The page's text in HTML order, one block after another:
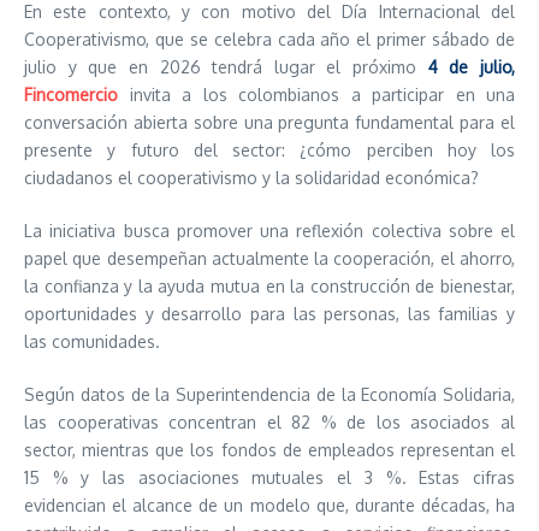
En este contexto, y con motivo del Día Internacional del
Cooperativismo, que se celebra cada año el primer sábado de
julio y que en 2026 tendrá lugar el próximo 4 de julio,
Fincomercio invita a los colombianos a participar en una
conversación abierta sobre una pregunta fundamental para el
presente y futuro del sector: ¿cómo perciben hoy los
ciudadanos el cooperativismo y la solidaridad económica?
La iniciativa busca promover una reflexión colectiva sobre el
papel que desempeñan actualmente la cooperación, el ahorro,
la confianza y la ayuda mutua en la construcción de bienestar,
oportunidades y desarrollo para las personas, las familias y
las comunidades.
Según datos de la Superintendencia de la Economía Solidaria,
las cooperativas concentran el 82 % de los asociados al
sector, mientras que los fondos de empleados representan el
15 % y las asociaciones mutuales el 3 %. Estas cifras
evidencian el alcance de un modelo que, durante décadas, ha